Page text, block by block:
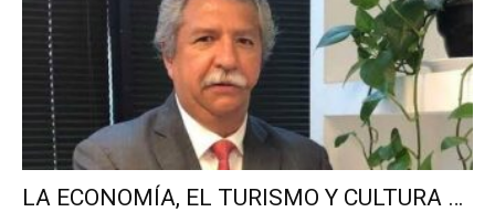
LA ECONOMÍA, EL TURISMO Y CULTURA …